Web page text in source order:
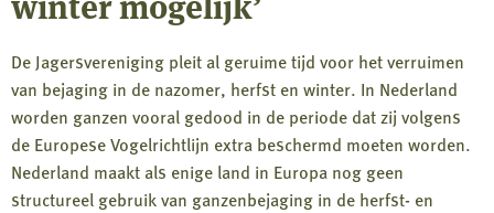
De Jagersvereniging pleit al geruime tijd voor het verruimen
van bejaging in de nazomer, herfst en winter. In Nederland
worden ganzen vooral gedood in de periode dat zij volgens
de Europese Vogelrichtlijn extra beschermd moeten worden.
Nederland maakt als enige land in Europa nog geen
structureel gebruik van ganzenbejaging in de herfst- en